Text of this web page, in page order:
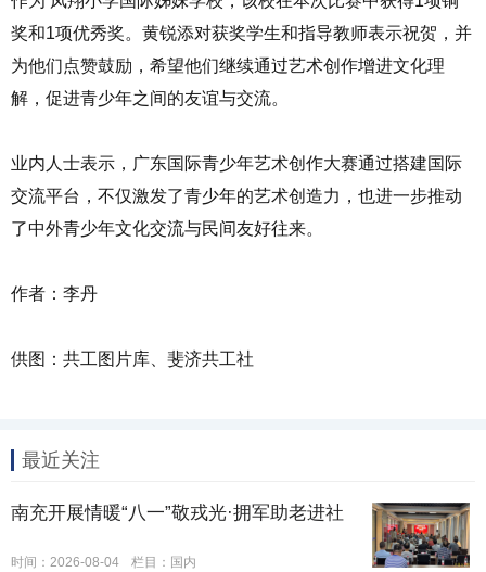
奖和1项优秀奖。黄锐添对获奖学生和指导教师表示祝贺，并
为他们点赞鼓励，希望他们继续通过艺术创作增进文化理
解，促进青少年之间的友谊与交流。
业内人士表示，广东国际青少年艺术创作大赛通过搭建国际
交流平台，不仅激发了青少年的艺术创造力，也进一步推动
了中外青少年文化交流与民间友好往来。
作者：李丹
供图：共工图片库、斐济共工社
最近关注
南充开展情暖“八一”敬戎光·拥军助老进社
时间：2026-08-04 栏目： 国内